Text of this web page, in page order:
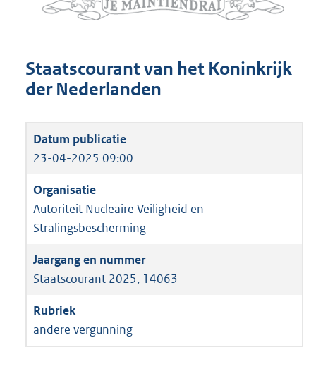
Staatscourant van het Koninkrijk
der Nederlanden
23-04-2025 09:00
Autoriteit Nucleaire Veiligheid en
Stralingsbescherming
Staatscourant 2025, 14063
andere vergunning